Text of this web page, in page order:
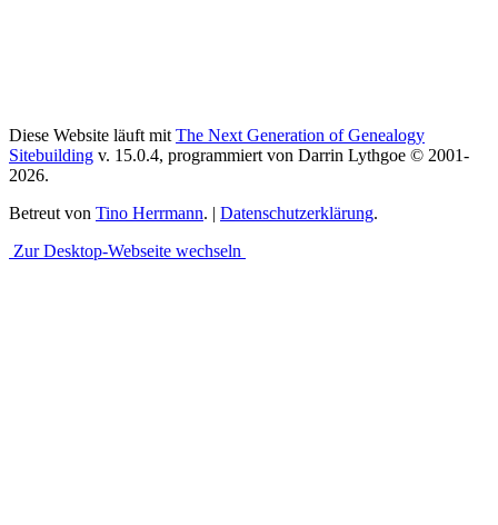
Diese Website läuft mit The Next Generation of Genealogy
Sitebuilding v. 15.0.4, programmiert von Darrin Lythgoe © 2001-
2026.
Betreut von Tino Herrmann. | Datenschutzerklärung.
Zur Desktop-Webseite wechseln